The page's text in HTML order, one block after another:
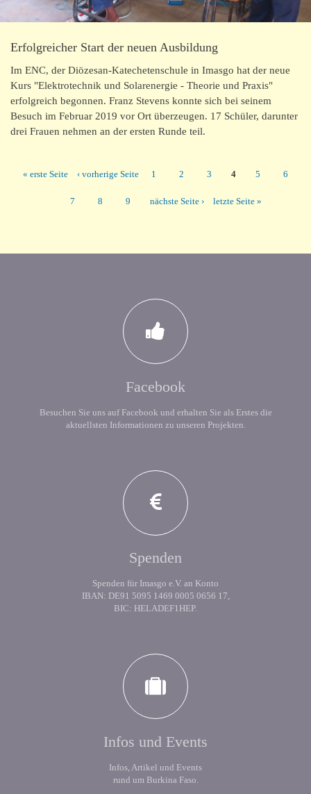
Erfolgreicher Start der neuen Ausbildung
Im ENC, der Diözesan-Katechetenschule in Imasgo hat der neue
Kurs "Elektrotechnik und Solarenergie - Theorie und Praxis"
erfolgreich begonnen. Franz Stevens konnte sich bei seinem
Besuch im Februar 2019 vor Ort überzeugen. 17 Schüler, darunter
drei Frauen nehmen an der ersten Runde teil.
Seiten« erste Seite ‹ vorherige Seite 1 2 3 4 5 6
7 8 9 nächste Seite › letzte Seite »
Facebook
Besuchen Sie uns auf Facebook und erhalten Sie als Erstes die
aktuellsten Informationen zu unseren Projekten.
Spenden
Spenden für Imasgo e.V. an Konto
IBAN: DE91 5095 1469 0005 0656 17,
BIC: HELADEF1HEP.
Infos und Events
Infos, Artikel und Events
rund um Burkina Faso.